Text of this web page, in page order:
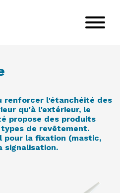
renforcer l'étanchéité des
qu'à l'extérieur, le
propose des produits
de revêtement.
pour la fixation (mastic,
signalisation.